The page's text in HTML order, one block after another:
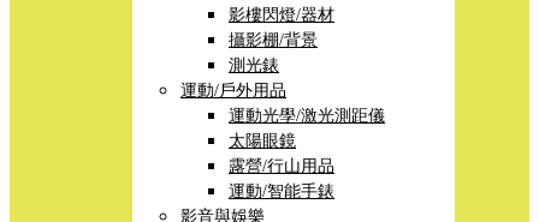
影樓閃燈/器材
攝影棚/背景
測光錶
運動/戶外用品
運動光學/激光測距儀
太陽眼鏡
露營/行山用品
運動/智能手錶
影音與娛樂